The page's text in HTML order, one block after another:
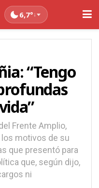
6,7°↓
“Tengo
Frente Amplio,
los motivos de su
que presentó para
que, según dijo,
ni